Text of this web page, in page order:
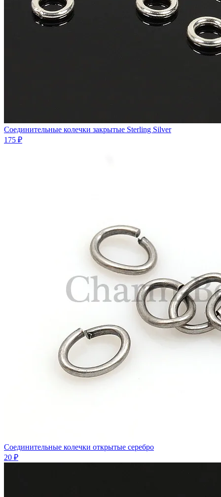
Соединительные колечки закрытые Sterling Silver
175 ₽
Соединительные колечки открытые серебро
20 ₽